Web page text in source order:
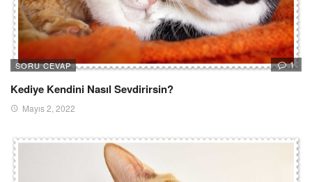
SORU CEVAP 1
Kediye Kendini Nasıl Sevdirirsin?
Mayıs 2, 2022